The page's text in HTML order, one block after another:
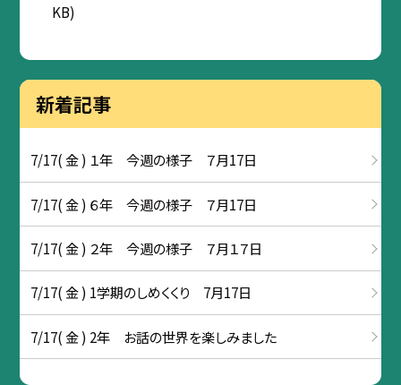
KB)
新着記事
7/17( 金 ) １年 今週の様子 ７月17日
7/17( 金 ) ６年 今週の様子 ７月17日
7/17( 金 ) ２年 今週の様子 ７月１７日
7/17( 金 ) 1学期のしめくくり 7月17日
7/17( 金 ) 2年 お話の世界を楽しみました